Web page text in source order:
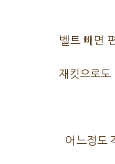
벨트 빼면
재킷으로도
어느정도